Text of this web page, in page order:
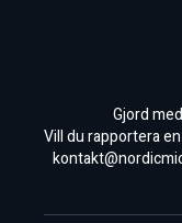
Gjord
Vill du rapportera